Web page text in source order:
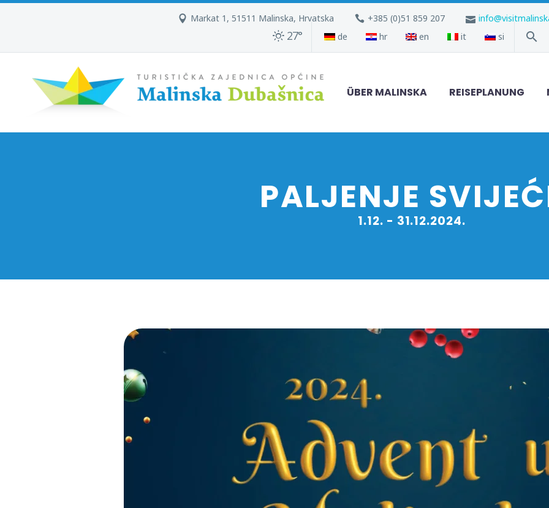
Markat 1, 51511 Malinska, Hrvatska +385 (0)51 859 207
27° de hr en it si
ÜBER MALINSKA REISEPLANUNG
PALJENJE
1.12. - 31.12.2024.